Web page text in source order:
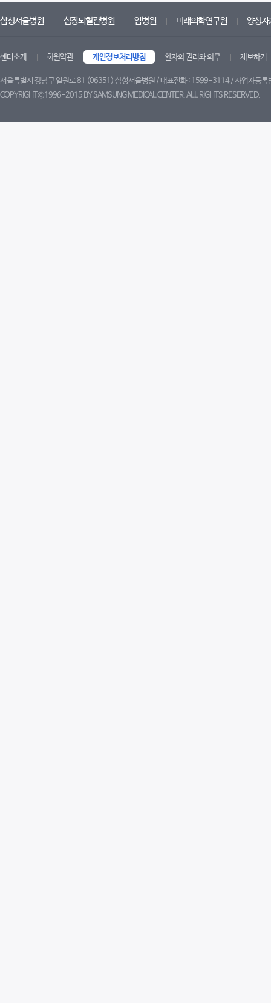
삼성서울병원 심장뇌혈관병원 암병원 미래의학연구원 양성자
센터소개 회원약관 개인정보처리방침 환자의 권리와 의무 제보하기
서울특별시 강남구 일원로 81 (06351) 삼성서울병원 / 대표전화 : 1599-3114 / 사업자등
COPYRIGHT©1996-2015 BY SAMSUNG MEDICAL CENTER. ALL RIGHTS RESERVED.